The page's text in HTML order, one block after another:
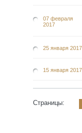
07 февраля
2017
25 января 2017
15 января 2017
Страницы: